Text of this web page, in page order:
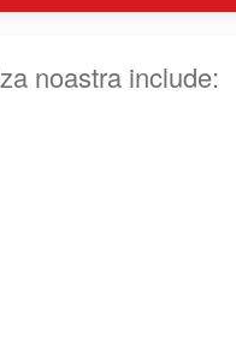
noastra include: